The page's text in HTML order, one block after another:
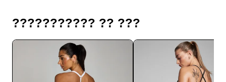
??????????? ?? ???